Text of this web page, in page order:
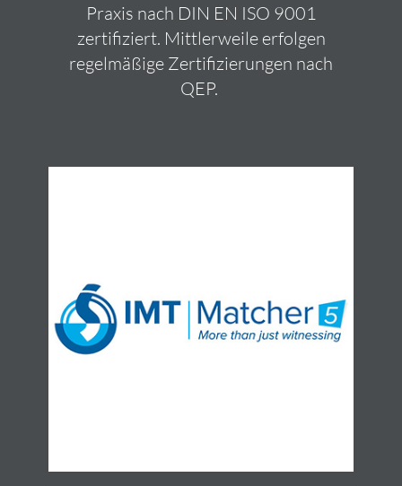
Praxis nach DIN EN ISO 9001
zertifiziert. Mittlerweile erfolgen
regelmäßige Zertifizierungen nach
QEP.